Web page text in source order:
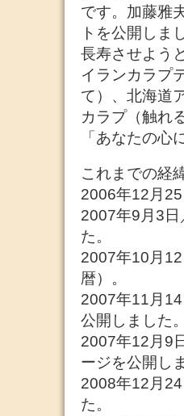
です。加藤雅
トを公開しま
長寿させよう
イランカラプ
て）、北海道
カラプ（触れ
「あなたの心
これまでの経
2006年12月
2007年9月3日
た。
2007年10月
暦）。
2007年11月
公開しました
2007年12月9
ージを公開し
2008年12月
た。